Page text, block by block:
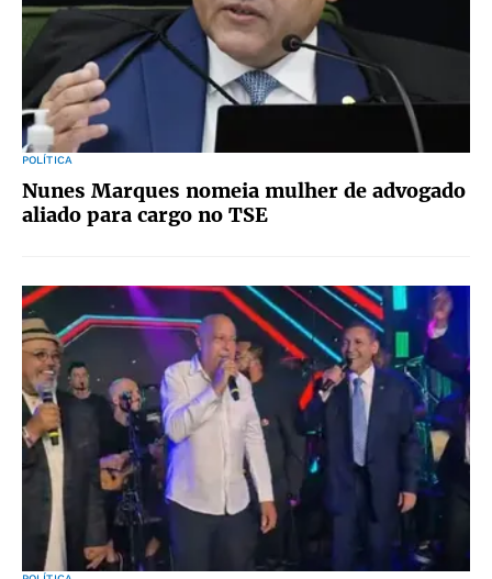
POLÍTICA
Nunes Marques nomeia mulher de advogado
aliado para cargo no TSE